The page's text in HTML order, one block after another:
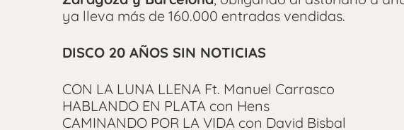
ya lleva más de 160.000 entradas vendidas.
DISCO 20 AÑOS SIN NOTICIAS
CON LA LUNA LLENA Ft. Manuel Carrasco
HABLANDO EN PLATA con Hens
CAMINANDO POR LA VIDA con David Bisbal